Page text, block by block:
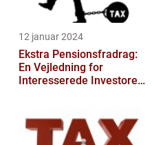
12 januar 2024
Ekstra Pensionsfradrag:
En Vejledning for
Interesserede Investorer